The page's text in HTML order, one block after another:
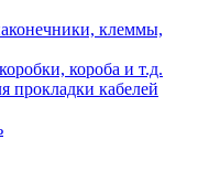
клеммы,
короба и т.д.
прокладки кабелей